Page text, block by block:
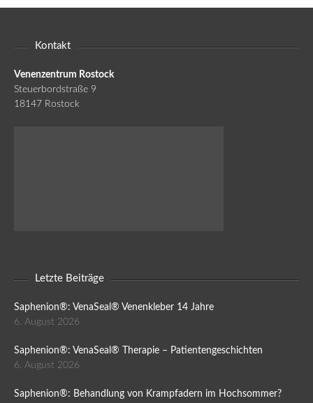
Kontakt
Venenzentrum Rostock
Steuerbordstraße 9
18147 Rostock
Letzte Beiträge
Saphenion®: VenaSeal® Venenkleber 14 Jahre
6. August 2026
Saphenion®: VenaSeal® Therapie – Patientengeschichten
6. August 2026
Saphenion®: Behandlung von Krampfadern im Hochsommer?